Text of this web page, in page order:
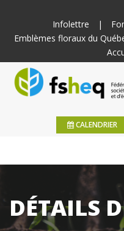
Infolettre |
Emblèmes floraux du
CALENDRIER
DÉTAILS